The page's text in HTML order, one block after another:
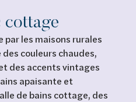
cottage
les maisons rurales
couleurs chaudes,
des accents vintages
apaisante et
de bains cottage, des